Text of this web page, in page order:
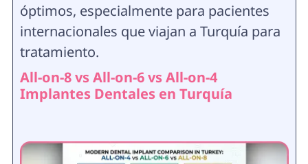
óptimos, especialmente para pacientes
internacionales que viajan a Turquía para
tratamiento.
All-on-8 vs All-on-6 vs All-on-4
Implantes Dentales en Turquía